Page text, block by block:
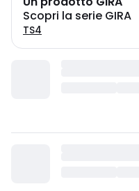
Scopri la serie GIRA
TS4